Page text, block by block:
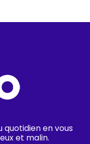
quotidien en vous
et malin.